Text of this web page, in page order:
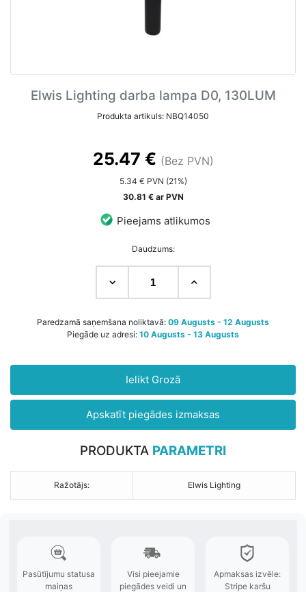
Elwis Lighting darba lampa D0, 130LUM
Produkta artikuls: NBQ14050
25.47 € (Bez PVN)
5.34 € PVN (21%)
30.81 € ar PVN
Pieejams atlikumos
Daudzums:
Paredzamā saņemšana noliktavā: 09 Augusts - 12 Augusts
Piegāde uz adresi: 10 Augusts - 13 Augusts
Ielikt Grozā
Apskatīt piegādes izmaksas
PRODUKTA PARAMETRI
Ražotājs: Elwis Lighting